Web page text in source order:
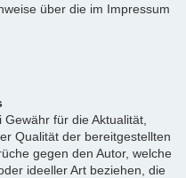
über die im Impressum
für die Aktualität,
Qualität der bereitgestellten
gegen den Autor, welche
ideeller Art beziehen, die